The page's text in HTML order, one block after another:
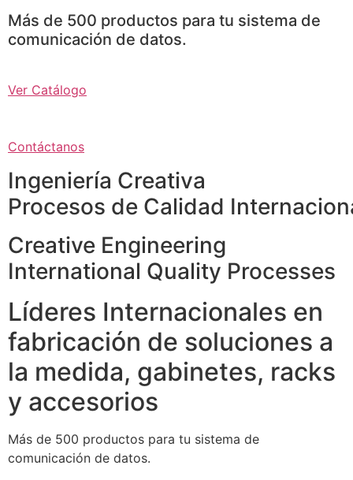
Más de 500 productos para tu sistema de
comunicación de datos.
Ver Catálogo
Contáctanos
Ingeniería Creativa
Procesos de Calidad
Creative Engineering
International Quality Processes
Líderes Internacionales en
fabricación de soluciones a
la medida, gabinetes, racks
y accesorios
Más de 500 productos para tu sistema de
comunicación de datos.